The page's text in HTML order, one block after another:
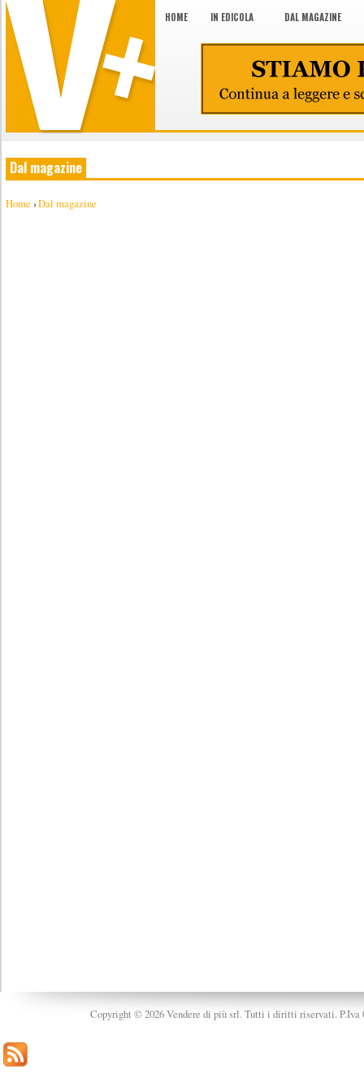
HOME IN EDICOLA DAL MAGAZINE
Dal magazine
Home ›Dal magazine
Copyright © 2026 Vendere di più srl. Tutti i diritti riservati. P.Iva